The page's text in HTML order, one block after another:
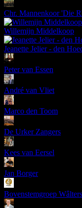
Chr. Mannenkoor 'Die
Willemijn Middelkoop
Jeanette Jelier - den
Peter van Essen
André van Vliet
Marco den Toom
De Urker Zangers
Kees van Eersel
Jan Borger
Bovenstemgroep